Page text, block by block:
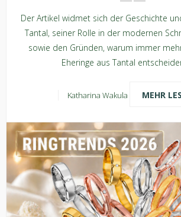
Der Artikel widmet sich der Geschichte
Tantal, seiner Rolle in der modernen
sowie den Gründen, warum immer
Eheringe aus Tantal
Katharina Wakula MEHR